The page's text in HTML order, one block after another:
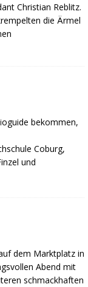
Christian Reblitz.
die Ärmel
bekommen,
Coburg,
und
dem Marktplatz in
Abend mit
schmackhaften